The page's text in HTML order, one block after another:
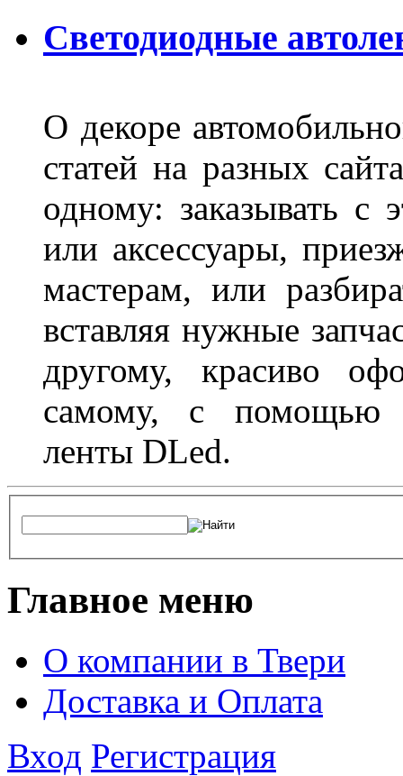
Светодиодные
О декоре
статей на разных
одному: заказывать с
или аксессуары,
мастерам, или
вставляя нужные
другому, красиво
самому, с помощью
ленты DLed.
Главное меню
О компании в Твери
Доставка и Оплата
Вход Регистрация